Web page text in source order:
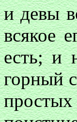
и девы
всякое
есть; и
горный